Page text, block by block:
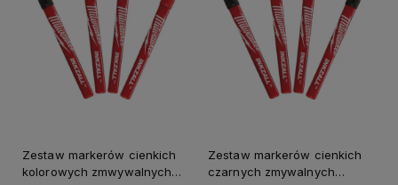
Zestaw markerów cienkich
kolorowych zmwywalnych
Zestaw markerów cienkich
czarnych zmywalnych